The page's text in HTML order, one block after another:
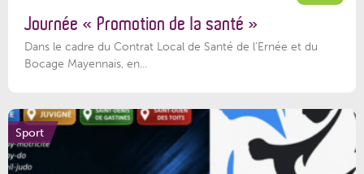
Journée « Promotion de la santé »
Dans le cadre du Contrat Local de Santé de l’Ernée et du
Bocage Mayennais, en...
Sport